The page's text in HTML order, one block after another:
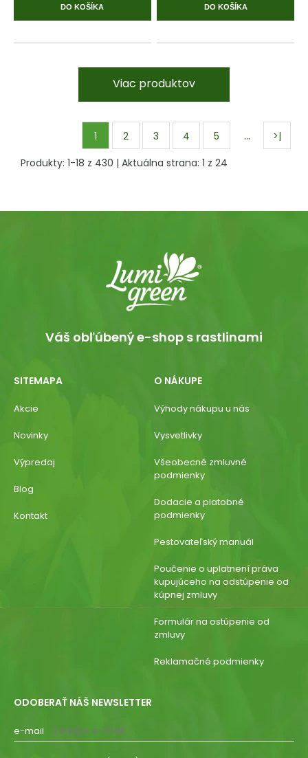
DO KOŠÍKA DO KOŠÍKA
Viac produktov
1 2 3 4 5 …
>|
Produkty: 1-18 z 430 | Aktuálna strana: 1 z 24
Váš obľúbený e-shop s rastlinami
SITEMAPA
Akcie
Novinky
Výpredaj
Blog
Kontakt
O NÁKUPE
Výhody nákupu u nás
Vysvetlivky
Všeobecné zmluvné
podmienky
Dodacie a platobné
podmienky
Pestovateľský manuál
Poučenie o uplatnení práva
kupujúceho na odstúpenie od
kúpnej zmluvy
Formulár na ostúpenie od
zmluvy
Reklamačné podmienky
ODOBERAŤ NÁŠ NEWSLETTER
e-mail